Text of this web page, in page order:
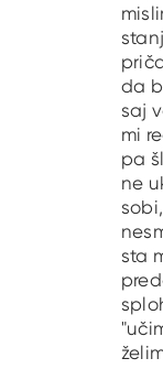
da
saj
mi
pa
ne
sta